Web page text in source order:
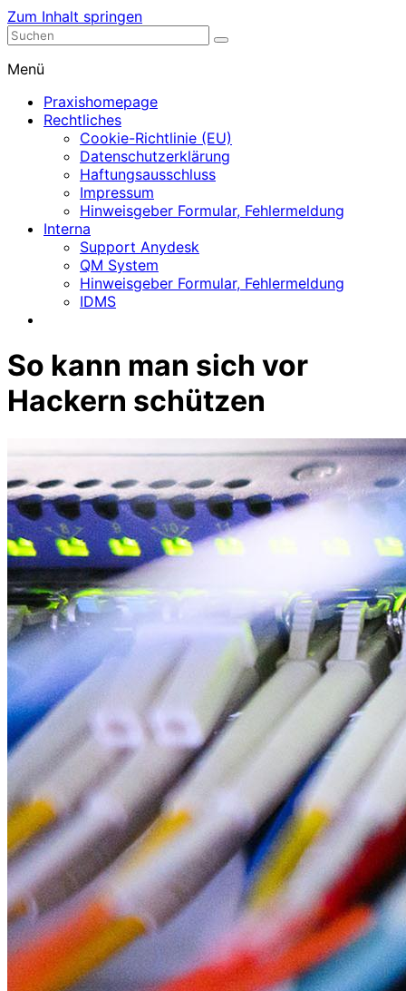
Zum Inhalt springen
Nephrologische Praxis mit Dialyse
Menü
Praxishomepage
Rechtliches
Cookie-Richtlinie (EU)
Datenschutzerklärung
Haftungsausschluss
Impressum
Hinweisgeber Formular, Fehlermeldung
Interna
Support Anydesk
QM System
Hinweisgeber Formular, Fehlermeldung
IDMS
So kann man sich vor
Hackern schützen